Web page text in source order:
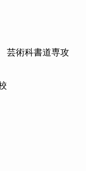
芸術科書道専攻